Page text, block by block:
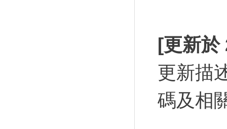
[更新
更新描
碼及相